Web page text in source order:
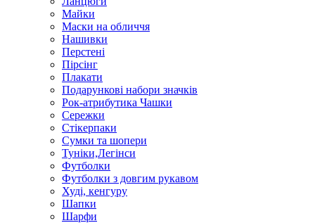
Майки
Маски на обличчя
Нашивки
Перстені
Пірсінг
Плакати
Подарункові набори значків
Рок-атрибутика Чашки
Сережки
Стікерпаки
Сумки та шопери
Туніки,Легінси
Футболки
Футболки з довгим рукавом
Худі, кенгуру
Шапки
Шарфи